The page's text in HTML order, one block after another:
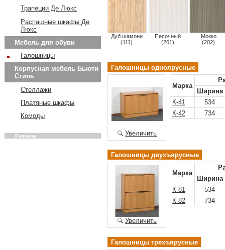
Дуб шамони
(111)
Песочный
(201)
Мокко
(202)
Галошницы одноярусные
Увеличить
Марка
Ширина
К-41
534
К-42
734
Галошницы двухъярусные
Увеличить
Марка
Ширина
К-81
534
К-82
734
Галошницы трехъярусные
Трапеции Де Люкс
Распашные шкафы Де
Люкс
Мебель для обуви
Галошницы
•
Корпусная мебель Бьюти
Стиль
Стеллажи
Платяные шкафы
Комоды
Реклама